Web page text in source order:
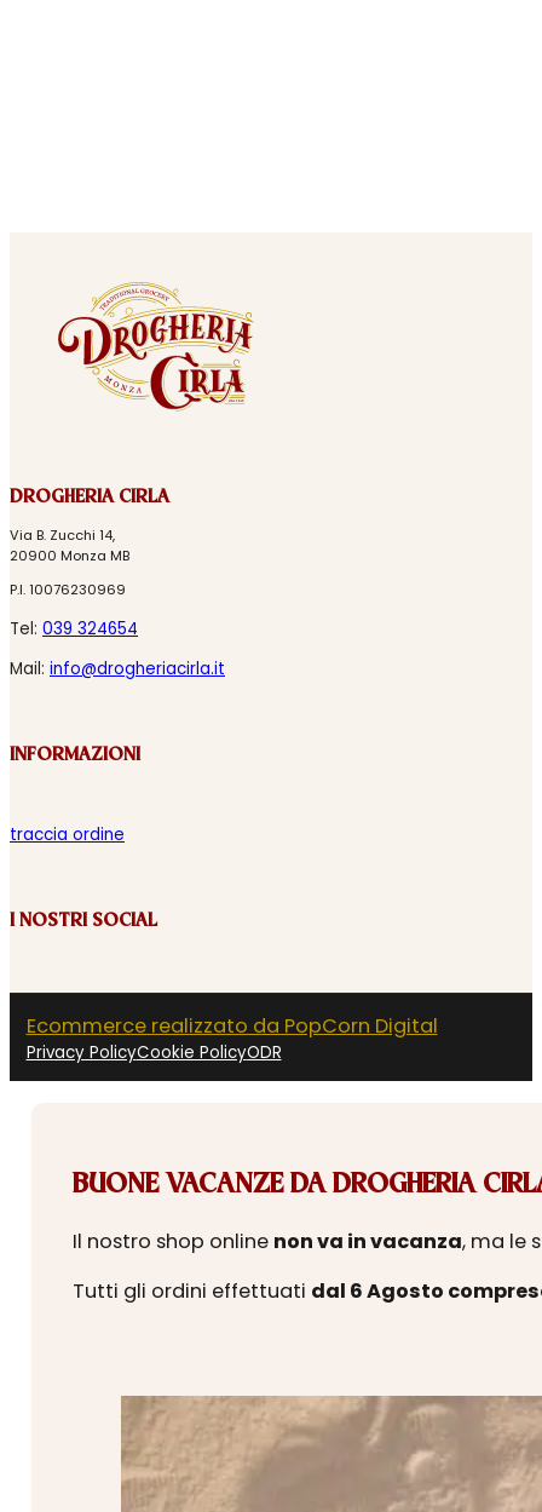
DROGHERIA CIRLA
Via B. Zucchi 14,
20900 Monza MB
P.I. 10076230969
Tel: 039 324654
Mail: info@drogheriacirla.it
INFORMAZIONI
traccia ordine
I NOSTRI SOCIAL
Ecommerce realizzato da PopCorn Digital
Privacy PolicyCookie PolicyODR
BUONE VACANZE DA DROGHERIA
Il nostro shop online non va in vacanza, ma le
Tutti gli ordini effettuati dal 6 Agosto